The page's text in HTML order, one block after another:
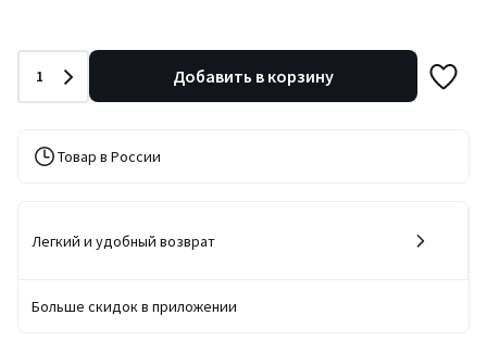
Количество
1 Добавить в корзину
Товар в России
Легкий и удобный возврат
Больше скидок в приложении